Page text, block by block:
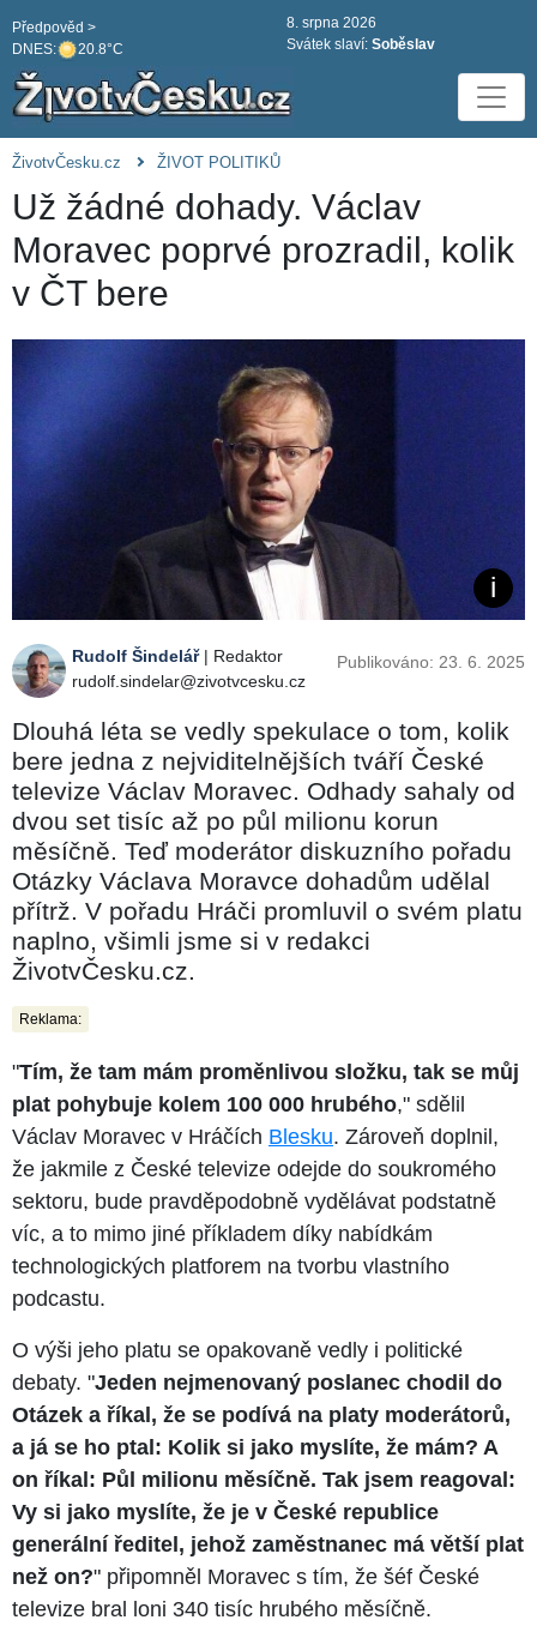
DNES: 20.8°C
Předpověd >
8. srpna 2026
Svátek slaví: Soběslav
ŽivotvČesku.cz ŽIVOT POLITIKŮ
Už žádné dohady. Václav
Moravec poprvé prozradil, kolik
v ČT bere
Rudolf Šindelář| Redaktor
rudolf.sindelar@zivotvcesku.cz
Publikováno: 23. 6. 2025
Dlouhá léta se vedly spekulace o tom, kolik
bere jedna z nejviditelnějších tváří České
televize Václav Moravec. Odhady sahaly od
dvou set tisíc až po půl milionu korun
měsíčně. Teď moderátor diskuzního pořadu
Otázky Václava Moravce dohadům udělal
přítrž. V pořadu Hráči promluvil o svém platu
naplno, všimli jsme si v redakci
ŽivotvČesku.cz.
Reklama:
"Tím, že tam mám proměnlivou složku, tak se můj
plat pohybuje kolem 100 000 hrubého," sdělil
Václav Moravec v Hráčích Blesku. Zároveň doplnil,
že jakmile z České televize odejde do soukromého
sektoru, bude pravděpodobně vydělávat podstatně
víc, a to mimo jiné příkladem díky nabídkám
technologických platforem na tvorbu vlastního
podcastu.
O výši jeho platu se opakovaně vedly i politické
debaty. "Jeden nejmenovaný poslanec chodil do
Otázek a říkal, že se podívá na platy moderátorů,
a já se ho ptal: Kolik si jako myslíte, že mám? A
on říkal: Půl milionu měsíčně. Tak jsem reagoval:
Vy si jako myslíte, že je v České republice
generální ředitel, jehož zaměstnanec má větší plat
než on?" připomněl Moravec s tím, že šéf České
televize bral loni 340 tisíc hrubého měsíčně.